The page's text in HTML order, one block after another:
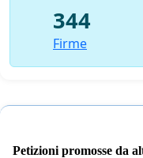
344
Firme
Petizioni promosse da